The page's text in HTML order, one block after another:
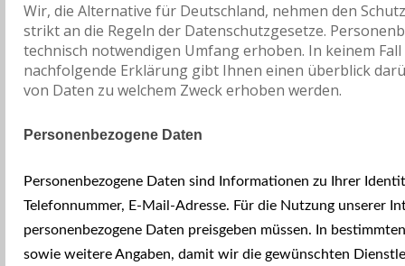
Wir, die Alternative für Deutschland, nehmen den
strikt an die Regeln der Datenschutzgesetze.
technisch notwendigen Umfang erhoben. In keinem
nachfolgende Erklärung gibt Ihnen einen überblick
von Daten zu welchem Zweck erhoben werden.
Personenbezogene Daten
Personenbezogene Daten sind Informationen zu Ihrer
Telefonnummer, E-Mail-Adresse. Für die Nutzung unserer
personenbezogene Daten preisgeben müssen. In
sowie weitere Angaben, damit wir die gewünschten